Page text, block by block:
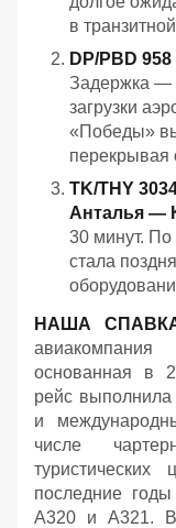
в
DP/PBD
Задержка —
загрузки
«Победы»
перекрывая
TK/THY
Анталья —
30 минут.
стала
НАША
основанная в
рейс
и
числе
последние
A320 и A321.